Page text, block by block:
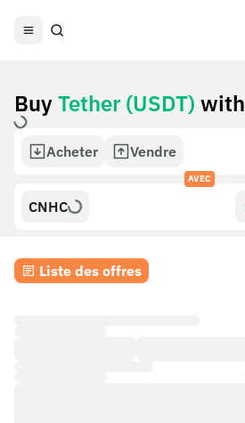
BuyTether (USDT) with
Acheter Vendre
AVEC
CNHC
Liste des offres